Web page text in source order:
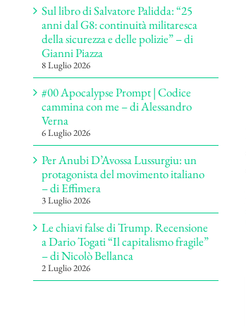
Sul libro di Salvatore Palidda: “25
anni dal G8: continuità militaresca
della sicurezza e delle polizie” – di
Gianni Piazza
8 Luglio 2026
#00 Apocalypse Prompt | Codice
cammina con me – di Alessandro
Verna
6 Luglio 2026
Per Anubi D’Avossa Lussurgiu: un
protagonista del movimento italiano
– di Effimera
3 Luglio 2026
Le chiavi false di Trump. Recensione
a Dario Togati “Il capitalismo fragile”
– di Nicolò Bellanca
2 Luglio 2026